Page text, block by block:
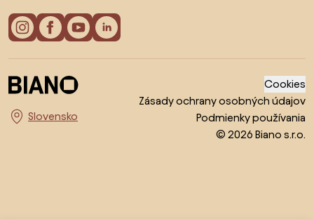
Vyberte krajinu
Cookies
Zásady ochrany osobných údajov
Podmienky používania
© 2026 Biano s.r.o.